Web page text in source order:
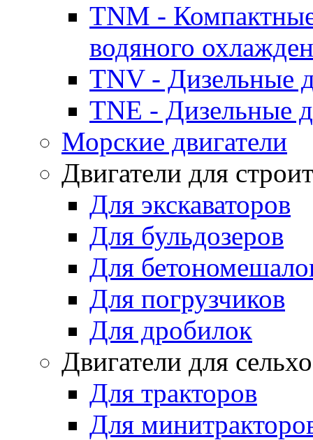
TNM -
водяного
TNV - Дизельные
TNE - Дизельные
Морские двигатели
Двигатели для
Для экскаваторов
Для бульдозеров
Для
Для погрузчиков
Для дробилок
Двигатели для
Для тракторов
Для